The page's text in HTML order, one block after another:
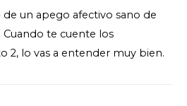
un apego afectivo sano de
Cuando te cuente los
2, lo vas a entender muy bien.